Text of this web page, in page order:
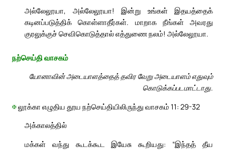
அல்லேலூயா, அல்லேலூயா! இன்று உங்கள் இதயத்தைக்
கடினப்படுத்திக் கொள்ளாதீர்கள். மாறாக நீங்கள் அவரது
குரலுக்குச் செவிகொடுத்தால் எத்துணை நலம்! அல்லேலூயா.
நற்செய்தி வாசகம்
யோனாவின் அடையாளத்தைத் தவிர வேறு அடையாளம் எதுவும்
கொடுக்கப்படமாட்டாது.
✠லூக்கா எழுதிய தூய நற்செய்தியிலிருந்து வாசகம் 11: 29-32
அக்காலத்தில்
மக்கள் வந்து கூடக்கூட இயேசு கூறியது: “இந்தத் தீய